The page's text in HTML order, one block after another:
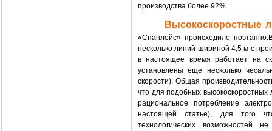
производства более 92%.
Высокоскоростные
«Спанлейс» происходило
несколько линий шириной 4,5 м с
в настоящее время работает на
установлены еще несколько
скорости). Общая
что для подобных
рациональное потребление
настоящей статье), для того
технологических возможностей